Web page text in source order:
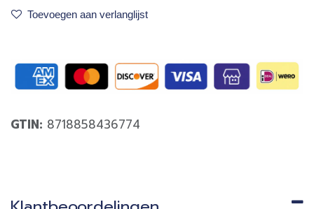
Toevoegen aan verlanglijst
GTIN: 8718858436774